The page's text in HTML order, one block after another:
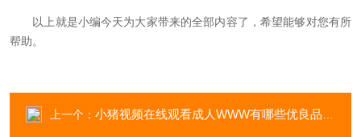
以上就是小编今天为大家带来的全部内容了，希望能够对您有所
帮助。
上一个： 小猪视频在线观看成人WWW有哪些优良品质？日常应注意哪些？